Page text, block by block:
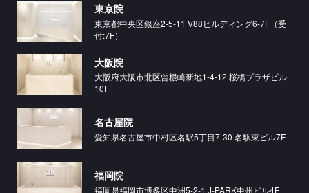
東京院
東京都中央区銀座2-5-11 V88ビルディング6-7F（受
付:7F）
大阪院
大阪府大阪市北区曾根崎新地1-4-12 桜橋プラザビル
10F
名古屋院
愛知県名古屋市中村区名駅5丁目7-30 名駅東ビル7F
福岡院
福岡県福岡市博多区中洲5-2-1 J-PARK中州ビル4F